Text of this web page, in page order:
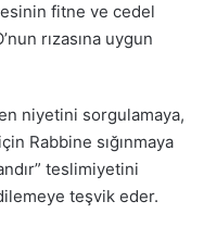
fitne ve cedel
rızasına uygun
niyetini sorgulamaya,
Rabbine sığınmaya
teslimiyetini
teşvik eder.